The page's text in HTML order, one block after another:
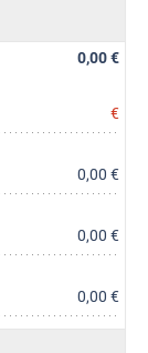
0,00 €
€
0,00 €
0,00 €
0,00 €